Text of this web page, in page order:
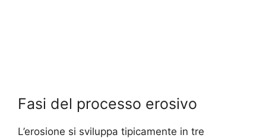
Fasi del processo erosivo
L’erosione si sviluppa tipicamente in tre